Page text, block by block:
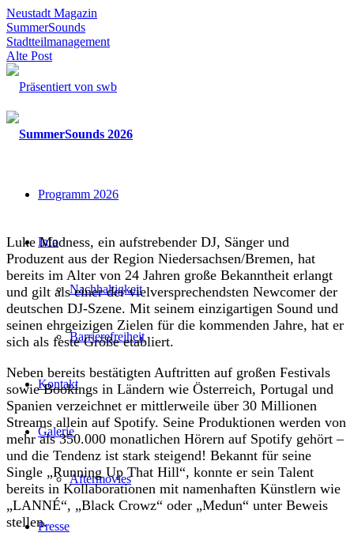
Neustadt Magazin
SummerSounds
Stadtteilmanagement
Alte Post
Programm 2026
Info
Nachhaltigkeit
Barrierefreiheit
Kontakt
Galerie
Aftermovies
Presse
Luke Madness, ein aufstrebender DJ, Sänger und
Produzent aus der Region Niedersachsen/Bremen, hat
bereits im Alter von 24 Jahren große Bekanntheit erlangt
und gilt als einer der vielversprechendsten Newcomer der
deutschen DJ-Szene. Mit seinem einzigartigen Sound und
seinen ehrgeizigen Zielen für die kommenden Jahre, hat er
sich als feste Größe etabliert.
Neben bereits bestätigten Auftritten auf großen Festivals
sowie Bookings in Ländern wie Österreich, Portugal und
Spanien verzeichnet er mittlerweile über 30 Millionen
Streams allein auf Spotify. Seine Produktionen werden von
mehr als 350.000 monatlichen Hörern auf Spotify gehört –
und die Tendenz ist stark steigend! Bekannt für seine
Single „Running Up That Hill“, konnte er sein Talent
bereits in Kollaborationen mit namenhaften Künstlern wie
„LANNÉ“, „Black Crowz“ oder „Medun“ unter Beweis
stellen.